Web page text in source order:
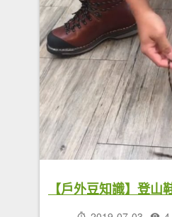
【戶外豆知識】登山